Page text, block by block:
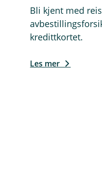
Bli kjent med
kredittkortet.
Les mer